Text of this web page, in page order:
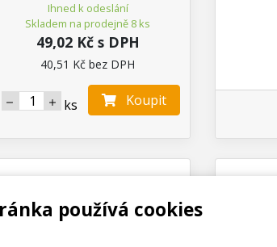
používá cookies
Ihned k odeslání
Skladem na prodejně 8 ks
49,02 Kč s DPH
40,51 Kč bez DPH
ks Koupit